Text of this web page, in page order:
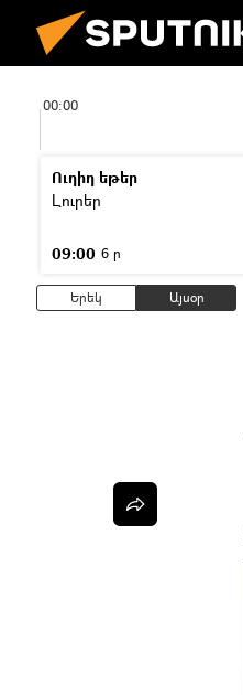
00:00
Ուղիղ եթեր
Լուրեր
09:00 6 ր
Երեկ Այսօր